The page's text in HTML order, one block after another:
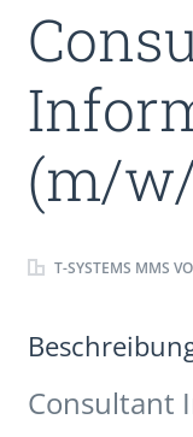
(m/
T-SYSTEMS MMS
Consultant